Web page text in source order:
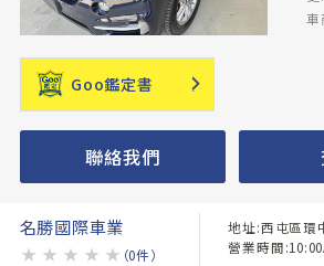
車
Goo鑑定書
聯絡我們
名勝國際車業
★ ★ ★ ★ ★ （0件）
地址:西屯區環
營業時間